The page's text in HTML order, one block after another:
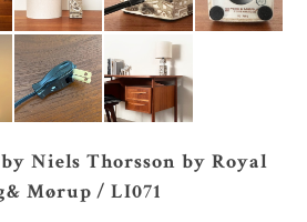
Niels Thorsson by Royal
Mørup / LI071